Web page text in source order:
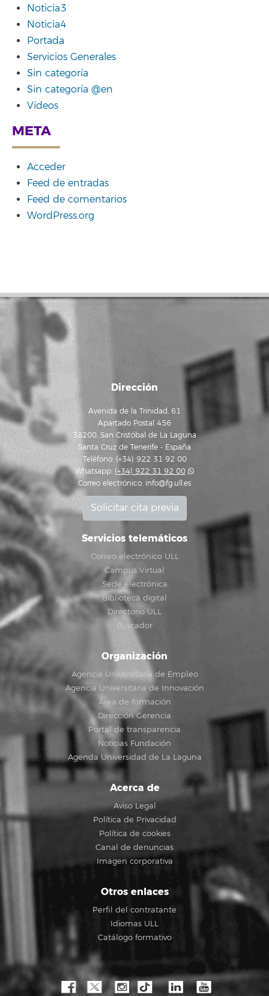
Noticia3
Noticia4
Portada
Servicios Generales
Sin categoría
Sin categoría @en
Vídeos
META
Acceder
Feed de entradas
Feed de comentarios
WordPress.org
Dirección
Avenida de la Trinidad, 61
Apartado Postal 456
38200, San Cristóbal de La Laguna
Santa Cruz de Tenerife - España
Teléfono: (+34) 922 31 92 00
Whatsapp: (+34) 922 31 92 00
Correo electrónico: info@fg.ull.es
Solicitar cita previa
Servicios telemáticos
Correo electrónico ULL
Campus Virtual
Sede electrónica
Biblioteca digital
Directorio ULL
Buscador
Organización
Agencia Universitaria de Empleo
Agencia Universitaria de Innovación
Área de formación
Dirección Gerencia
Portal de transparencia
Noticias Fundación
Agenda Universidad de La Laguna
Acerca de
Aviso Legal
Política de Privacidad
Política de cookies
Canal de denuncias
Imagen corporativa
Otros enlaces
Perfil del contratante
Idiomas ULL
Catálogo formativo